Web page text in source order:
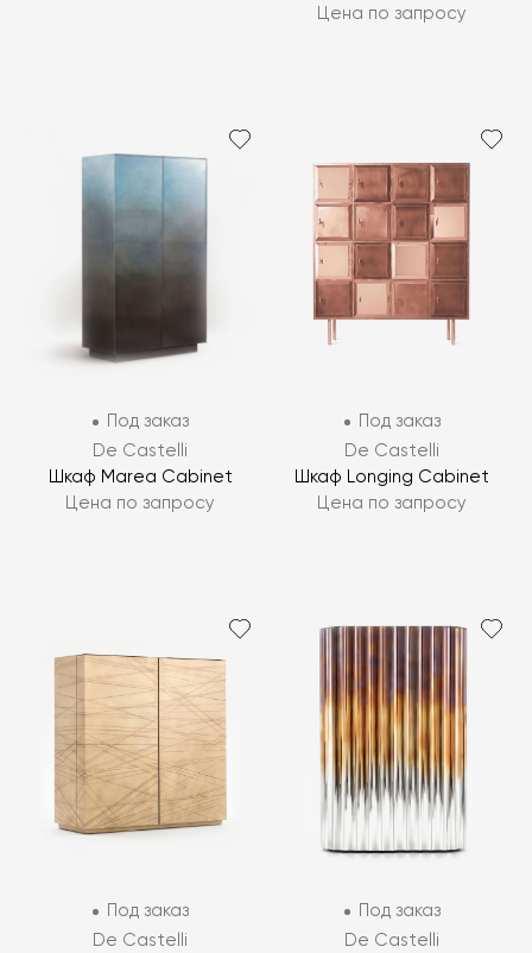
Цена по запросу
Под заказ
De Castelli
Шкаф Marea Cabinet
Цена по запросу
Под заказ
De Castelli
Шкаф Longing Cabinet
Цена по запросу
Под заказ
De Castelli
Под заказ
De Castelli